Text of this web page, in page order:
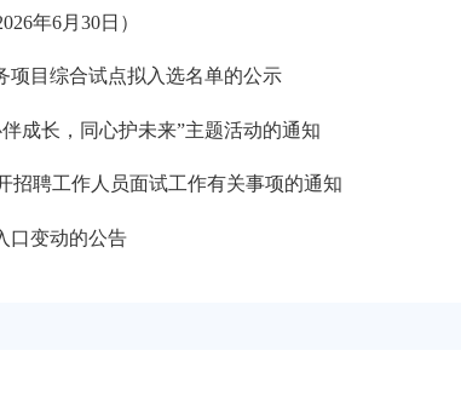
年6月30日）
项目综合试点拟入选名单的公示
成长，同心护未来”主题活动的通知
招聘工作人员面试工作有关事项的通知
口变动的公告